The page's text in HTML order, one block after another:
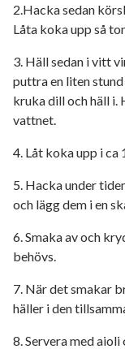
2.Hacka sedan
Låta koka upp så
3. Häll sedan i vitt
puttra en liten
kruka dill och häll i.
vattnet.
4. Låt koka upp i ca
5. Hacka under
och lägg dem i en
6. Smaka av och
behövs.
7. När det smakar
häller i den
8. Servera med